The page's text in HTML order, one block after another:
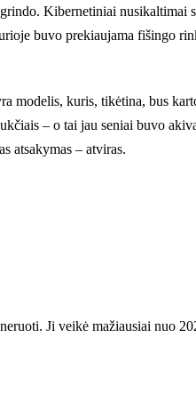
Kibernetiniai nusikaltimai
buvo prekiaujama fišingo
kuris, tikėtina, bus
– o tai jau seniai buvo
atsakymas – atviras.
Ji veikė mažiausiai nuo